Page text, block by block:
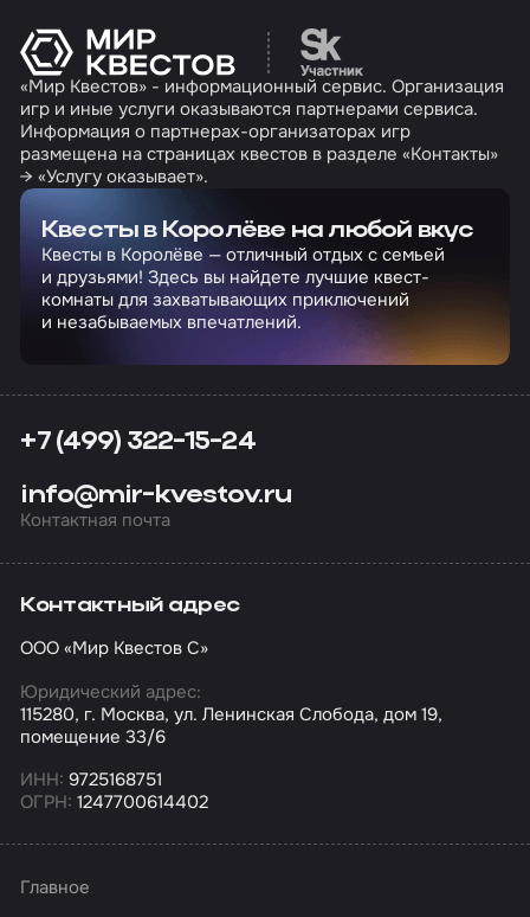
Перейти на сайт
«Мир Квестов» - информационный сервис. Организация
игр и иные услуги оказываются партнерами сервиса.
Информация о партнерах-организаторах игр
размещена на страницах квестов в разделе «Контакты»
→ «Услугу оказывает».
Квесты в Королёве на любой вкус
Квесты в Королёве — отличный отдых с семьей
и друзьями! Здесь вы найдете лучшие квест-
комнаты для захватывающих приключений
и незабываемых впечатлений.
+7 (499) 322-15-24
info@mir-kvestov.ru
Контактная почта
Контактный адрес
ООО «Мир Квестов С»
Юридический адрес:
115280, г. Москва, ул. Ленинская Слобода, дом 19,
помещение 33/6
ИНН: 9725168751
ОГРН: 1247700614402
Главное